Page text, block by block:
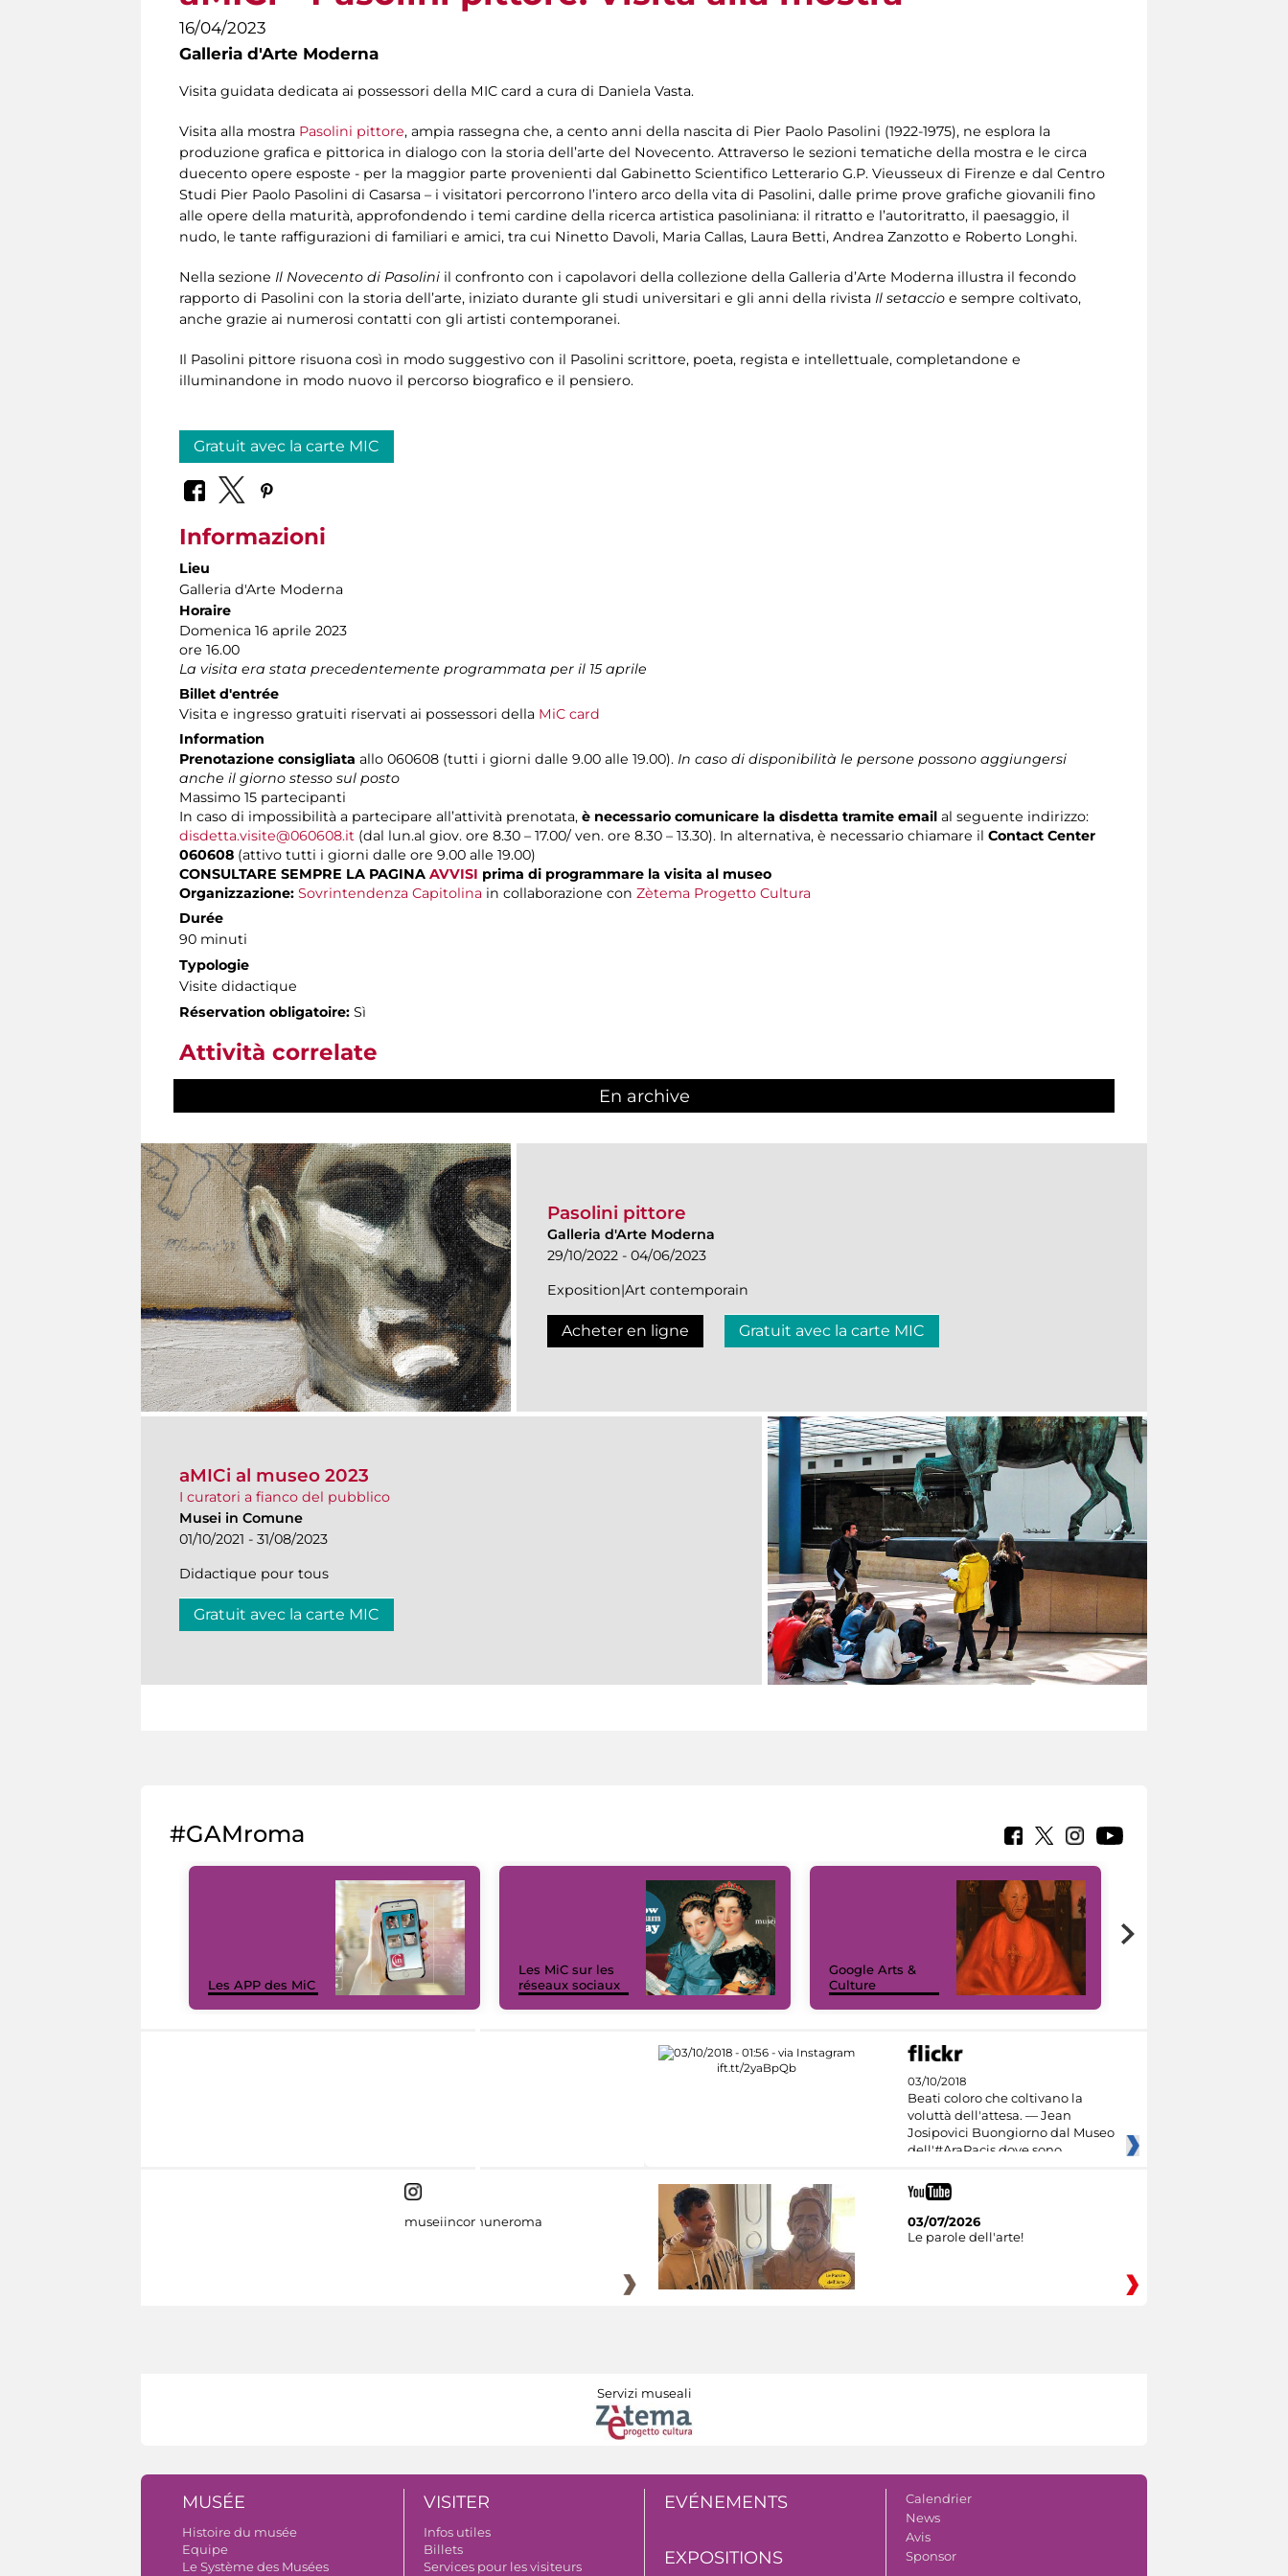
16/04/2023
Galleria d'Arte Moderna
Visita guidata dedicata ai possessori della MIC card a cura di Daniela Vasta.
Visita alla mostra Pasolini pittore, ampia rassegna che, a cento anni della nascita di Pier Paolo Pasolini (1922-1975), ne esplora la
produzione grafica e pittorica in dialogo con la storia dell’arte del Novecento. Attraverso le sezioni tematiche della mostra e le circa
duecento opere esposte - per la maggior parte provenienti dal Gabinetto Scientifico Letterario G.P. Vieusseux di Firenze e dal Centro
Studi Pier Paolo Pasolini di Casarsa – i visitatori percorrono l’intero arco della vita di Pasolini, dalle prime prove grafiche giovanili fino
alle opere della maturità, approfondendo i temi cardine della ricerca artistica pasoliniana: il ritratto e l’autoritratto, il paesaggio, il
nudo, le tante raffigurazioni di familiari e amici, tra cui Ninetto Davoli, Maria Callas, Laura Betti, Andrea Zanzotto e Roberto Longhi.
Nella sezione Il Novecento di Pasolini il confronto con i capolavori della collezione della Galleria d’Arte Moderna illustra il fecondo
rapporto di Pasolini con la storia dell’arte, iniziato durante gli studi universitari e gli anni della rivista Il setaccio e sempre coltivato,
anche grazie ai numerosi contatti con gli artisti contemporanei.
Il Pasolini pittore risuona così in modo suggestivo con il Pasolini scrittore, poeta, regista e intellettuale, completandone e
illuminandone in modo nuovo il percorso biografico e il pensiero.
Gratuit avec la carte MIC
Informazioni
Lieu
Galleria d'Arte Moderna
Horaire
Domenica 16 aprile 2023
ore 16.00
La visita era stata precedentemente programmata per il 15 aprile
Billet d'entrée
Visita e ingresso gratuiti riservati ai possessori della MiC card
Information
Prenotazione consigliata allo 060608 (tutti i giorni dalle 9.00 alle 19.00). In caso di disponibilità le persone possono aggiungersi
anche il giorno stesso sul posto
Massimo 15 partecipanti
In caso di impossibilità a partecipare all’attività prenotata, è necessario comunicare la disdetta tramite email al seguente indirizzo:
disdetta.visite@060608.it (dal lun.al giov. ore 8.30 – 17.00/ ven. ore 8.30 – 13.30). In alternativa, è necessario chiamare il Contact Center
060608 (attivo tutti i giorni dalle ore 9.00 alle 19.00)
CONSULTARE SEMPRE LA PAGINA AVVISI prima di programmare la visita al museo
Organizzazione: Sovrintendenza Capitolina in collaborazione con Zètema Progetto Cultura
Durée
90 minuti
Typologie
Visite didactique
Réservation obligatoire: Sì
Attività correlate
En archive
Pasolini pittore
Galleria d'Arte Moderna
29/10/2022 - 04/06/2023
Exposition|Art contemporain
Acheter en ligne Gratuit avec la carte MIC
aMICi al museo 2023
I curatori a fianco del pubblico
Musei in Comune
01/10/2021 - 31/08/2023
Didactique pour tous
Gratuit avec la carte MIC
#GAMroma
Les APP des MiC
Les MiC sur les
réseaux sociaux
Google Arts &
Culture
03/10/2018
Beati coloro che coltivano la
voluttà dell'attesa. — Jean
Josipovici Buongiorno dal Museo
dell'#AraPacis dove sono
museiincomuneroma
03/07/2026
Le parole dell'arte!
Servizi museali
MUSÉE
Histoire du musée
Equipe
Le Système des Musées
VISITER
Infos utiles
Billets
Services pour les visiteurs
EVÉNEMENTS
EXPOSITIONS
Calendrier
News
Avis
Sponsor